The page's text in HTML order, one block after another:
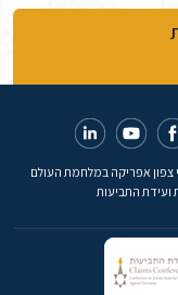
צפון אפריקה במלחמת העולם
ועידת התביעות